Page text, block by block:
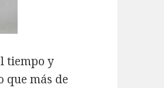
tiempo y
que más de